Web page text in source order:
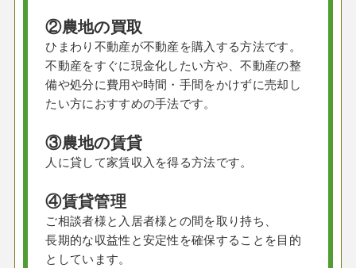
②農地の買取
ひまわり不動産が不動産を購入する方法です。
不動産をすぐに現金化したい方や、不動産の整
備や処分に費用や時間・手間をかけずに売却し
たい方におすすめの手法です。
③農地の賃貸
人に貸して家賃収入を得る方法です。
④賃貸管理
ご相談者様と入居者様との間を取り持ち、
長期的な収益性と安定性を確保することを目的
としています。